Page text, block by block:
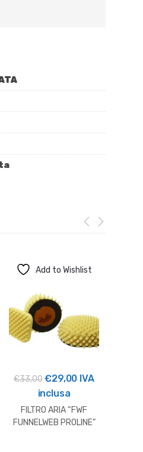
Add to Wishlist
€33,00 Il
prezzo
originale
era:
€29,00Il
attuale
è:
IVA
inclusa
FILTRO ARIA “FWF
FUNNELWEB PROLINE”